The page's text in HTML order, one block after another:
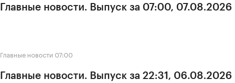
Главные новости. Выпуск за 07:00, 07.08.2026
Главные новости 07:00
Главные новости. Выпуск за 22:31, 06.08.2026